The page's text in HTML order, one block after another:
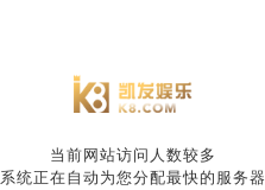
当前网站访问人数较多
系统正在自动为您分配最快的服务器